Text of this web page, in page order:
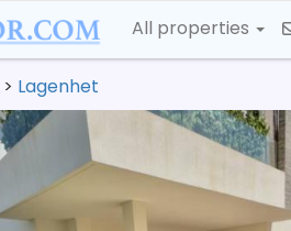
All properties
> Lagenhet